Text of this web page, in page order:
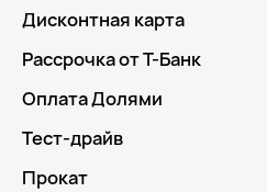
Дисконтная карта
Рассрочка от Т-Банк
Оплата Долями
Тест-драйв
Прокат